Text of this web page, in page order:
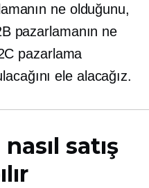
ne olduğunu,
pazarlamanın ne
pazarlama
ele alacağız.
satış